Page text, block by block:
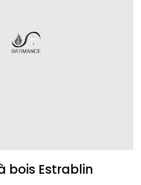
bois Estrablin